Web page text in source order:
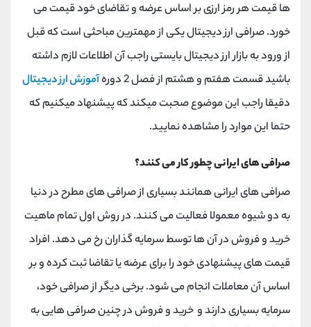
ها قیمت هر رمز ارزی بر اساس عرضه و تقاضای خود قیمت می
خورد. صرافی ارز دیجیتال یکی از مهمترین مباحثی است که قبل
از ورود به بازار ارز دیجیتال بایستی راجب آن اطلاعات لازم داشته
باشید قسمت هفتم و هشتم از فصل 2 دوره
آموزش ارز دیجیتال
دقیقا راجب این موضوع صحبت میکند که پیشنهاد میکنیم که
حتما این موارد را مشاهده نمایید.
صرافی های ایرانی چطور کار می کنند؟
صرافی های ایرانی همانند بسیاری از صرافی های مطرح در دنیا
به دو شیوه معمولا فعالیت می کنند. در روش اول تمام ماهیت
خرید و فروش در آن ها توسط سرمایه گذاران رخ می دهد. افراد
قیمت های پیشنهادی خود را برای عرضه یا تقاضا ثبت کرده و بر
اساس آن معاملات انجام می شود. برخی دیگر از صرافی خود،
سرمایه بسیاری دارند و خرید و فروش در چنین صرافی هایی به